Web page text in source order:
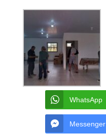
WhatsApp
Messenger